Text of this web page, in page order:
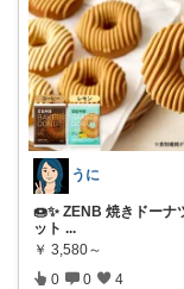
うに
🍩✨ ZENB 焼きドーナ
ット ...
￥ 3,580～
0 0 4